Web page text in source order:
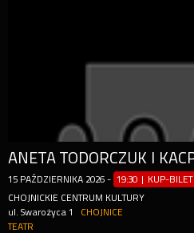
15 PAŹDZIERNIKA 2026 - 19:30 | KUP-BILET
CHOJNICKIE CENTRUM KULTURY
ul. Swarożyca 1
CHOJNICE
TEATR